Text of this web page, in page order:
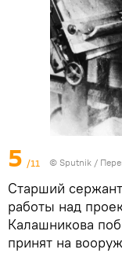
5 /11 © Sputnik /
Старший
работы над
Калашникова
принят на